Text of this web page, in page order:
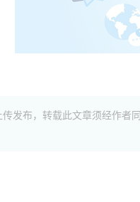
发布，转载此文章须经作